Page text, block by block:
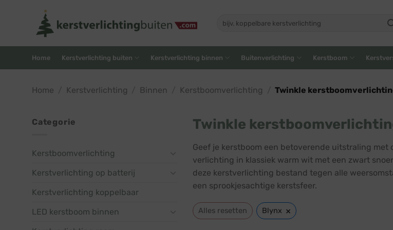
naar:
Home Kerstverlichting buiten Kerstverlichting binnen Buitenverlichting Kerstboom
Home Kerstverlichting Binnen Kerstboomverlichting Twinkle
Categorie
Kerstboomverlichting
Kerstverlichting op batterij
Kerstverlichting koppelbaar
LED kerstboom binnen
Twinkle
Geef je kerstboom een betoverende uitstraling
verlichting in klassiek warm wit met een zwart
deze kerstverlichting bestand tegen alle
een sprookjesachtige kerstsfeer.
Alles resetten Blynx ×